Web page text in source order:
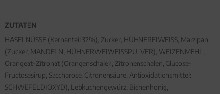
ZUTATEN
HASELNÜSSE (Kernanteil 32%), Zucker, HÜHNEREIWEISS, Marzipan
(Zucker, MANDELN, HÜHNERWEIWEISSPULVER), WEIZENMEHL,
Orangeat-Zitronat (Orangenschalen, Zitronenschalen, Glucose-
Fructosesirup, Saccharose, Citronensäure, Antioxidationsmittel:
SCHWEFELDIOXYD), Lebkuchengewürz, Bienenhonig,